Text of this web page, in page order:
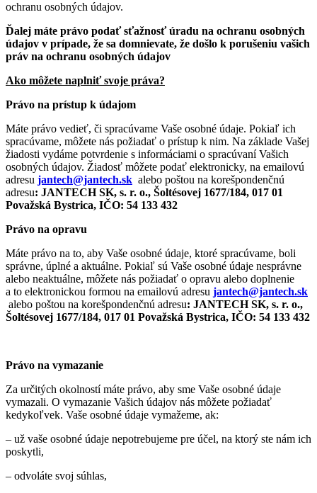
ochranu osobných údajov.
Ďalej máte právo podať sťažnosť úradu na ochranu osobných
údajov v prípade, že sa domnievate, že došlo k porušeniu vašich
práv na ochranu osobných údajov
Ako môžete naplniť svoje práva?
Právo na prístup k údajom
Máte právo vedieť, či spracúvame Vaše osobné údaje. Pokiaľ ich
spracúvame, môžete nás požiadať o prístup k nim. Na základe Vašej
žiadosti vydáme potvrdenie s informáciami o spracúvaní Vašich
osobných údajov. Žiadosť môžete podať elektronicky, na emailovú
adresu jantech@jantech.sk alebo poštou na korešpondenčnú
adresu: JANTECH SK, s. r. o., Šoltésovej 1677/184, 017 01
Považská Bystrica, IČO: 54 133 432
Právo na opravu
Máte právo na to, aby Vaše osobné údaje, ktoré spracúvame, boli
správne, úplné a aktuálne. Pokiaľ sú Vaše osobné údaje nesprávne
alebo neaktuálne, môžete nás požiadať o opravu alebo doplnenie
a to elektronickou formou na emailovú adresu jantech@jantech.sk
alebo poštou na korešpondenčnú adresu: JANTECH SK, s. r. o.,
Šoltésovej 1677/184, 017 01 Považská Bystrica, IČO: 54 133 432
Právo na vymazanie
Za určitých okolností máte právo, aby sme Vaše osobné údaje
vymazali. O vymazanie Vašich údajov nás môžete požiadať
kedykoľvek. Vaše osobné údaje vymažeme, ak:
– už vaše osobné údaje nepotrebujeme pre účel, na ktorý ste nám ich
poskytli,
– odvoláte svoj súhlas,